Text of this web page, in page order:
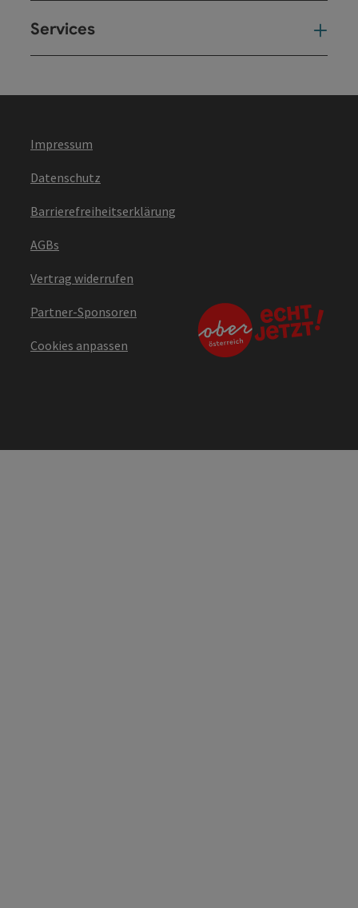
Services
Impressum
Datenschutz
Barrierefreiheitserklärung
AGBs
Vertrag widerrufen
Partner-Sponsoren
Cookies anpassen